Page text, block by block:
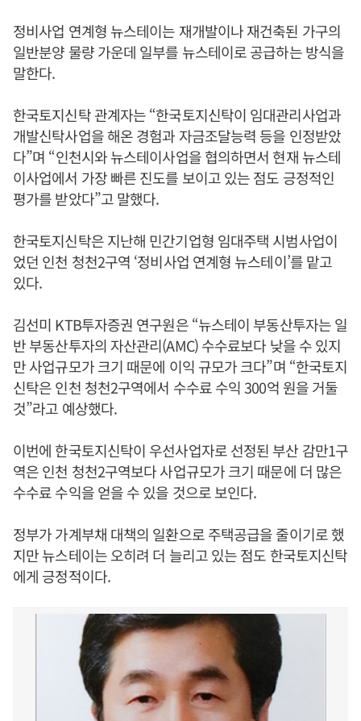
정비사업 연계형 뉴스테이는 재개발이나 재건축된 가구의
일반분양 물량 가운데 일부를 뉴스테이로 공급하는 방식을
말한다.
한국토지신탁 관계자는 “한국토지신탁이 임대관리사업과
개발신탁사업을 해온 경험과 자금조달능력 등을 인정받았
다”며 “인천시와 뉴스테이사업을 협의하면서 현재 뉴스테
이사업에서 가장 빠른 진도를 보이고 있는 점도 긍정적인
평가를 받았다”고 말했다.
한국토지신탁은 지난해 민간기업형 임대주택 시범사업이
었던 인천 청천2구역 ‘정비사업 연계형 뉴스테이’를 맡고
있다.
김선미 KTB투자증권 연구원은 “뉴스테이 부동산투자는 일
반 부동산투자의 자산관리(AMC) 수수료보다 낮을 수 있지
만 사업규모가 크기 때문에 이익 규모가 크다”며 “한국토지
신탁은 인천 청천2구역에서 수수료 수익 300억 원을 거둘
것”라고 예상했다.
이번에 한국토지신탁이 우선사업자로 선정된 부산 감만1구
역은 인천 청천2구역보다 사업규모가 크기 때문에 더 많은
수수료 수익을 얻을 수 있을 것으로 보인다.
정부가 가계부채 대책의 일환으로 주택공급을 줄이기로 했
지만 뉴스테이는 오히려 더 늘리고 있는 점도 한국토지신탁
에게 긍정적이다.